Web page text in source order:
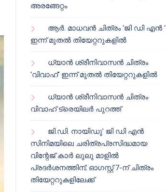
അരങ്ങേറ്റം
ആർ. മാധവൻ ചിത്രം ‘ജി ഡി എൻ ‘
ഇന്ന് മുതൽ തിയേറ്ററുകളിൽ
ധ്യാൻ ശ്രീനിവാസൻ ചിത്രം
‘വിവാഹ്’ ഇന്ന് മുതൽ തിയേറ്ററുകളിൽ
ധ്യാൻ ശ്രീനിവാസൻ ചിത്രം
വിവാഹ് ട്രെയിലർ പുറത്ത്
ജി.ഡി. നായിഡു’ ജി ഡി എൻ
സിനിമയിലെ ചരിത്രപ്രസിദ്ധമായ
വിന്റേജ് കാർ ലുലു മാളിൽ
പ്രദർശനത്തിന്; ഓഗസ്റ്റ് 7-ന് ചിത്രം
തിയേറ്ററുകളിലേക്ക്